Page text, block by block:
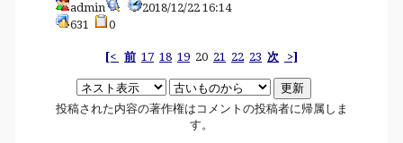
admin
2018/12/22 16:14
631
0
[< 前 17 18 19 20 21 22 23 次 >]
投稿された内容の著作権はコメントの投稿者に帰属しま
す。